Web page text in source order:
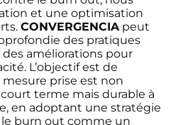
et une optimisation
CONVERGENCIA peut
des pratiques
améliorations pour
L’objectif est de
mesure prise est non
terme mais durable à
en adoptant une stratégie
burn out comme un